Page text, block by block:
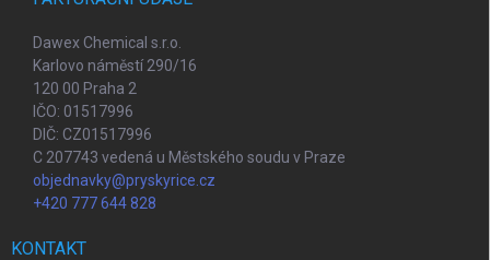
Dawex Chemical s.r.o.
Karlovo náměstí 290/16
120 00 Praha 2
IČO: 01517996
DIČ: CZ01517996
C 207743 vedená u Městského soudu v Praze
objednavky@pryskyrice.cz
+420 777 644 828
KONTAKT